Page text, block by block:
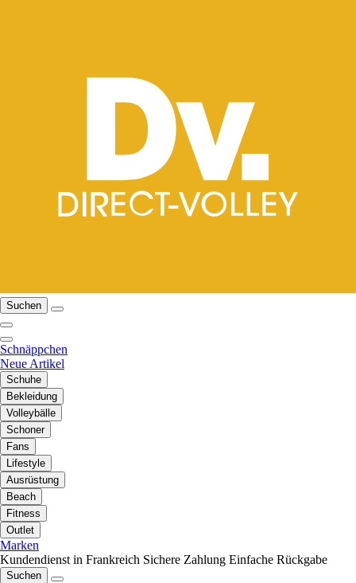
Suchen
Schnäppchen
Neue Artikel
Schuhe
Bekleidung
Volleybälle
Schoner
Fans
Lifestyle
Ausrüstung
Beach
Fitness
Outlet
Marken
Kundendienst in Frankreich Sichere Zahlung Einfache Rückgabe
Suchen